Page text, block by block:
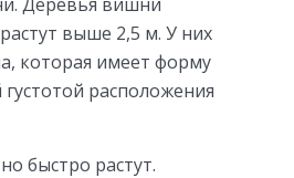
выше 2,5 м. У них
которая имеет форму
расположения
быстро растут.